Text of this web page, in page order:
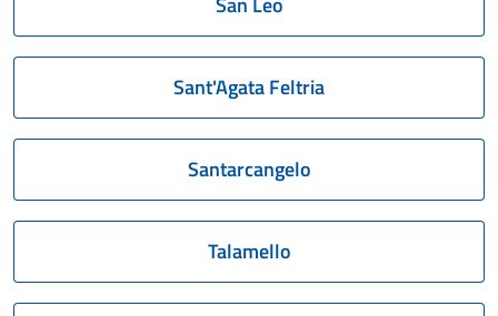
Sant'Agata Feltria
Santarcangelo
Talamello